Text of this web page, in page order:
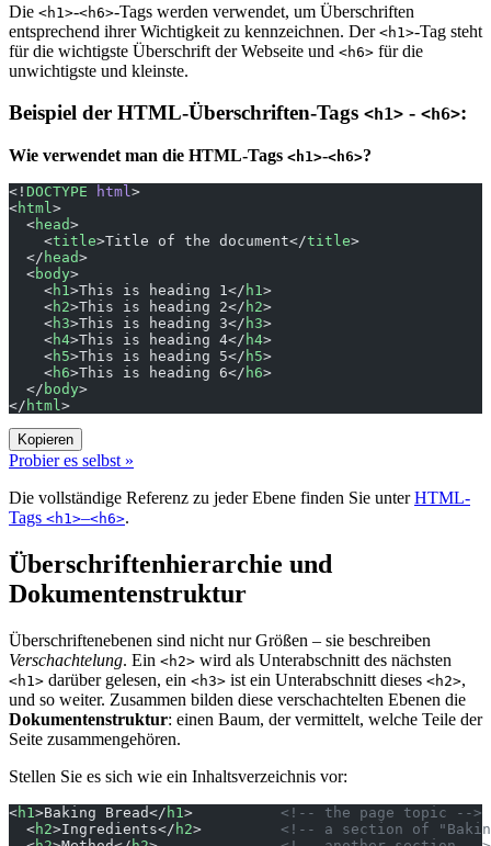
Die <h1>-<h6>-Tags werden verwendet, um Überschriften
entsprechend ihrer Wichtigkeit zu kennzeichnen. Der <h1>-Tag steht
für die wichtigste Überschrift der Webseite und <h6> für die
unwichtigste und kleinste.
Beispiel der HTML-Überschriften-Tags <h1> - <h6>:
Wie verwendet man die HTML-Tags <h1>-<h6>?
<! DOCTYPE html>
<html>
  <
head>
    <
title>Title of the document</title>
  </
head>
  <
body>
    <
h1>This is heading 1</ h1>
    <
h2>This is heading 2</ h2>
    <
h3>This is heading 3</ h3>
    <
h4>This is heading 4</ h4>
    <
h5>This is heading 5</ h5>
    <
h6>This is heading 6</ h6>
  </
body>
</ html>
Kopieren
Probier es selbst »
Die vollständige Referenz zu jeder Ebene finden Sie unterHTML-
Tags <h1>–<h6>.
Überschriftenhierarchie und
Dokumentenstruktur
Überschriftenebenen sind nicht nur Größen – sie beschreiben
Verschachtelung. Ein <h2> wird als Unterabschnitt des nächsten
<h1> darüber gelesen, ein <h3> ist ein Unterabschnitt dieses <h2>,
und so weiter. Zusammen bilden diese verschachtelten Ebenen die
Dokumentenstruktur: einen Baum, der vermittelt, welche Teile der
Seite zusammengehören.
Stellen Sie es sich wie ein Inhaltsverzeichnis vor:
<h1 >Baking Bread</ h1 > <!-- the page topic -->
  <
h2>Ingredients</ h2> <!-- a section of